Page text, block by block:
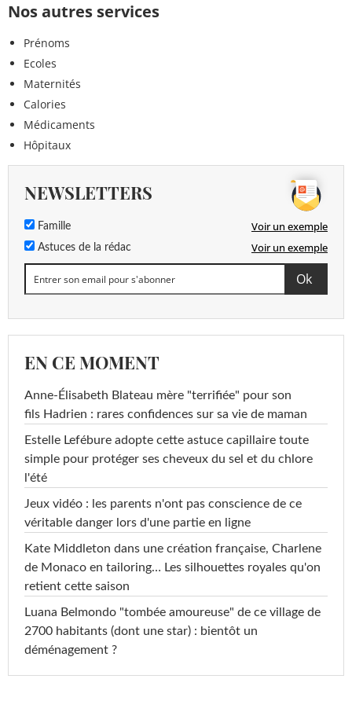
Nos autres services
Prénoms
Ecoles
Maternités
Calories
Médicaments
Hôpitaux
NEWSLETTERS
Famille Voir un exemple
Astuces de la rédac Voir un exemple
EN CE MOMENT
Anne-Élisabeth Blateau mère "terrifiée" pour son
fils Hadrien : rares confidences sur sa vie de maman
Estelle Lefébure adopte cette astuce capillaire toute
simple pour protéger ses cheveux du sel et du chlore
l'été
Jeux vidéo : les parents n'ont pas conscience de ce
véritable danger lors d'une partie en ligne
Kate Middleton dans une création française, Charlene
de Monaco en tailoring… Les silhouettes royales qu'on
retient cette saison
Luana Belmondo "tombée amoureuse" de ce village de
2700 habitants (dont une star) : bientôt un
déménagement ?